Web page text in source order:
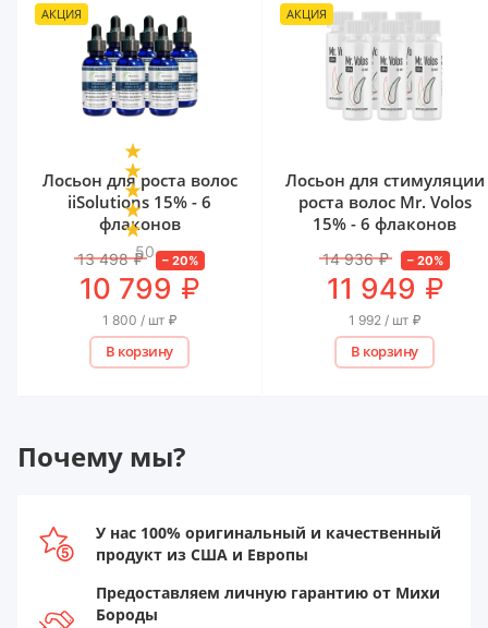
АКЦИЯ
50
Лосьон для роста волос
iiSolutions 15% - 6
флаконов
13 498 ₽ – 20%
10 799 ₽
1 800 / шт ₽
В корзину
АКЦИЯ
Лосьон для стимуляции
роста волос Mr. Volos
15% - 6 флаконов
14 936 ₽ – 20%
11 949 ₽
1 992 / шт ₽
В корзину
Почему мы?
У нас 100% оригинальный и качественный
продукт из США и Европы
Предоставляем личную гарантию от Михи
Бороды